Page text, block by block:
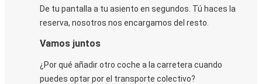
De tu pantalla a tu asiento en segundos. Tú haces la
reserva, nosotros nos encargamos del resto.
Vamos juntos
¿Por qué añadir otro coche a la carretera cuando
puedes optar por el transporte colectivo?